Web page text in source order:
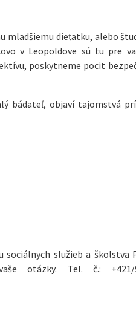
mladšiemu dieťatku, alebo
v Leopoldove sú tu pre
poskytneme pocit
bádateľ, objaví tajomstvá
služieb a školstva
otázky. Tel. č.: